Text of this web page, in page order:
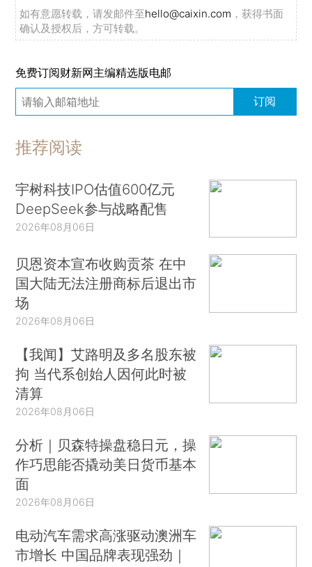
如有意愿转载，请发邮件至hello@caixin.com ，获得书面
确认及授权后，方可转载。
免费订阅财新网主编精选版电邮
订阅
推荐阅读
宇树科技IPO估值600亿元
DeepSeek参与战略配售
2026年08月06日
贝恩资本宣布收购贡茶 在中
国大陆无法注册商标后退出市
场
2026年08月06日
【我闻】艾路明及多名股东被
拘 当代系创始人因何此时被
清算
2026年08月06日
分析｜贝森特操盘稳日元，操
作巧思能否撬动美日货币基本
面
2026年08月06日
电动汽车需求高涨驱动澳洲车
市增长 中国品牌表现强劲｜